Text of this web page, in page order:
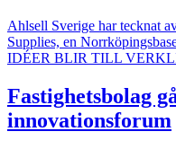
Ahlsell Sverige har tecknat
Supplies, en
IDÉER BLIR TILL
Fastighetsbolag
innovationsforum